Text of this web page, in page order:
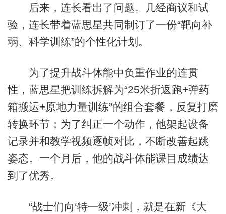
后来，连长看出了问题。几经商议和试
验，连长带着蓝思星共同制订了一份“靶向补
弱、科学训练”的个性化计划。
为了提升战斗体能中负重作业的连贯
性，蓝思星把训练拆解为“25米折返跑+弹药
箱搬运+原地力量训练”的组合套餐，反复打磨
转换环节；为了纠正一个动作，他架起设备
记录并和教学视频逐帧对比，不断改善起跳
姿态。一个月后，他的战斗体能课目成绩达
到了优秀。
“战士们向‘特一级’冲刺，就是在新《大